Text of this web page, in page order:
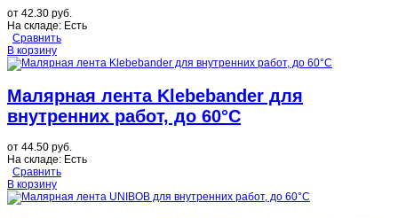
от 42.30 руб.
На складе: Есть
Сравнить
В корзину
Малярная лента Klebebander для
внутренних работ, до 60°C
от 44.50 руб.
На складе: Есть
Сравнить
В корзину